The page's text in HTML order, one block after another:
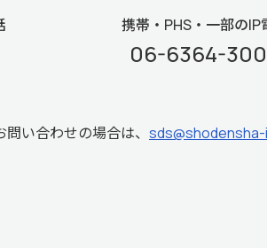
携帯・PHS・一部のIP
06-6364-
い合わせの場合は、